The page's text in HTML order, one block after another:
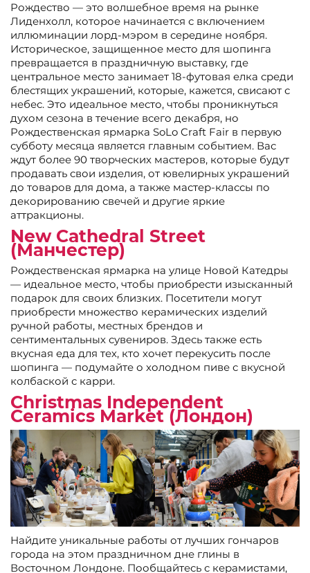
Рождество — это волшебное время на рынке
Лиденхолл, которое начинается с включением
иллюминации лорд-мэром в середине ноября.
Историческое, защищенное место для шопинга
превращается в праздничную выставку, где
центральное место занимает 18-футовая елка среди
блестящих украшений, которые, кажется, свисают с
небес. Это идеальное место, чтобы проникнуться
духом сезона в течение всего декабря, но
Рождественская ярмарка SoLo Craft Fair в первую
субботу месяца является главным событием. Вас
ждут более 90 творческих мастеров, которые будут
продавать свои изделия, от ювелирных украшений
до товаров для дома, а также мастер-классы по
декорированию свечей и другие яркие
аттракционы.
New Cathedral Street
(Манчестер)
Рождественская ярмарка на улице Новой Катедры
— идеальное место, чтобы приобрести изысканный
подарок для своих близких. Посетители могут
приобрести множество керамических изделий
ручной работы, местных брендов и
сентиментальных сувениров. Здесь также есть
вкусная еда для тех, кто хочет перекусить после
шопинга — подумайте о холодном пиве с вкусной
колбаской с карри.
Christmas Independent
Ceramics Market (Лондон)
Найдите уникальные работы от лучших гончаров
города на этом праздничном дне глины в
Восточном Лондоне. Пообщайтесь с керамистами,